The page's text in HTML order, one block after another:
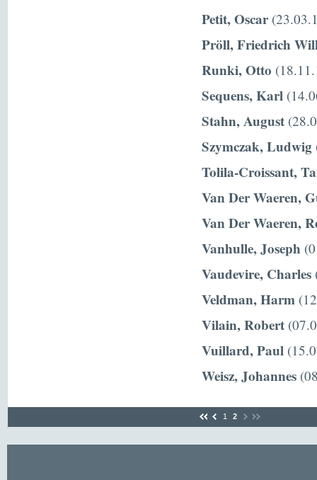
Petit, Oscar
Pröll, Friedrich
Runki, Otto
Sequens, Karl
Stahn, August
Szymczak, Ludwig
Tolila-Croissant,
Van Der Waeren,
Van Der Waeren,
Vanhulle, Joseph
Vaudevire, Charles
Veldman, Harm
Vilain, Robert
Vuillard, Paul
Weisz, Johannes
1 2